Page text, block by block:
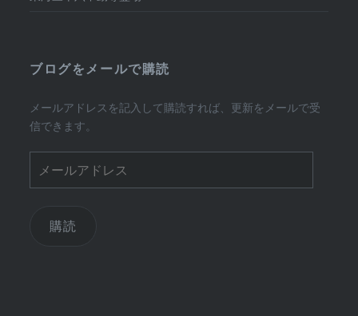
ブログをメールで購読
メールアドレスを記入して購読すれば、更新をメールで受
信できます。
ー
購読